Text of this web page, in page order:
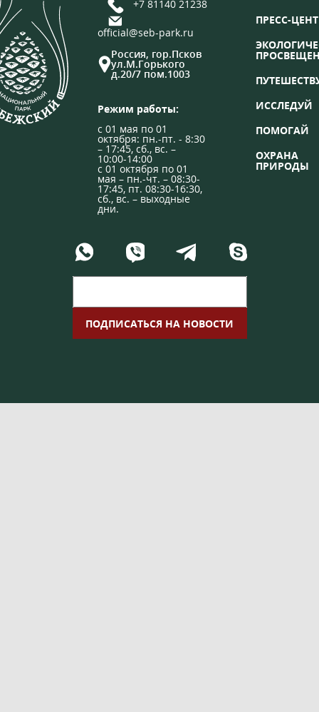
+7 81140 21238
official@seb-park.ru
Россия, гор.Псков
ул.М.Горького
д.20/7 пом.1003
Режим работы:
с 01 мая по 01
октября: пн.-пт. - 8:30
– 17:45, сб., вс. –
10:00-14:00
с 01 октября по 01
мая – пн.-чт. – 08:30-
17:45, пт. 08:30-16:30,
сб., вс. – выходные
дни.
ПРЕСС-
ИССЛЕДУЙ
ПОМОГАЙ
ОХРАНА
ПРИРОДЫ